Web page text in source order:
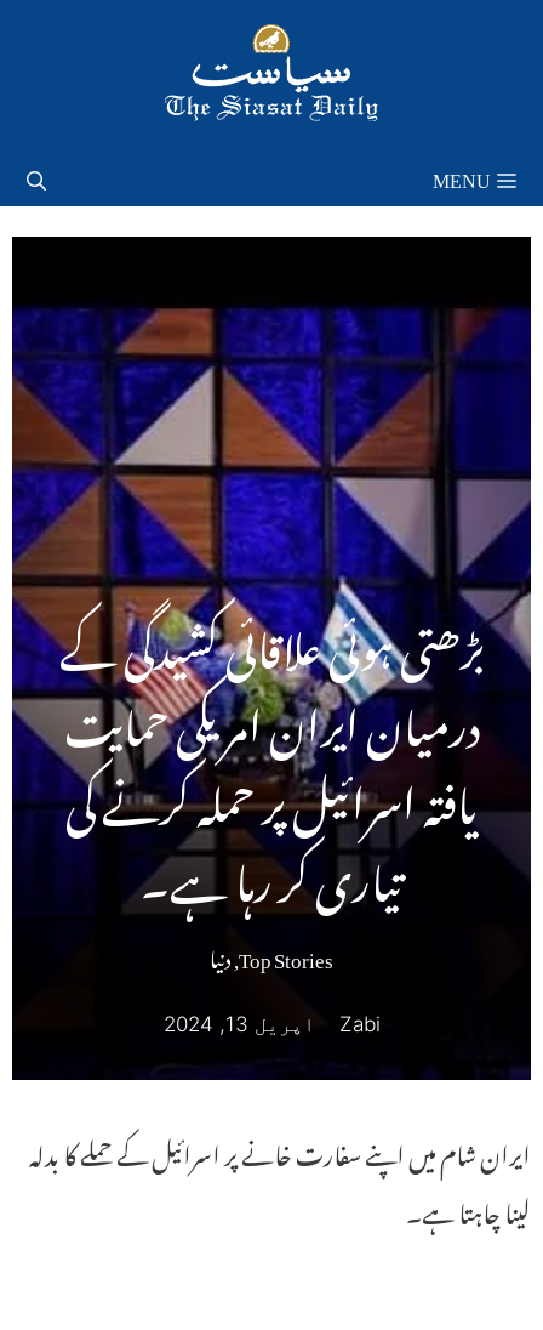
MENU
بڑھتی ہوئی علاقائی کشیدگی کے
درمیان ایران امریکی حمایت
یافتہ اسرائیل پر حملہ کرنے کی
تیاری کر رہا ہے۔
Top Stories
,دنیا
Zabi اپریل 13, 2024
ایران شام میں اپنے سفارت خانے پر اسرائیل کے حملے کا بدلہ
لینا چاہتا ہے۔